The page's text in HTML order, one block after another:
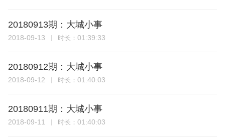
20180913期：大城小事
2018-09-13 时长： 01:39:33
20180912期：大城小事
2018-09-12 时长： 01:40:03
20180911期：大城小事
2018-09-11 时长： 01:40:03